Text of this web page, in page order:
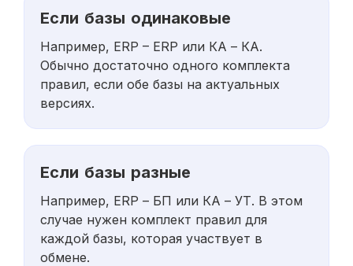
Если базы одинаковые
Например, ERP – ERP или КА – КА.
Обычно достаточно одного комплекта
правил, если обе базы на актуальных
версиях.
Если базы разные
Например, ERP – БП или КА – УТ. В этом
случае нужен комплект правил для
каждой базы, которая участвует в
обмене.